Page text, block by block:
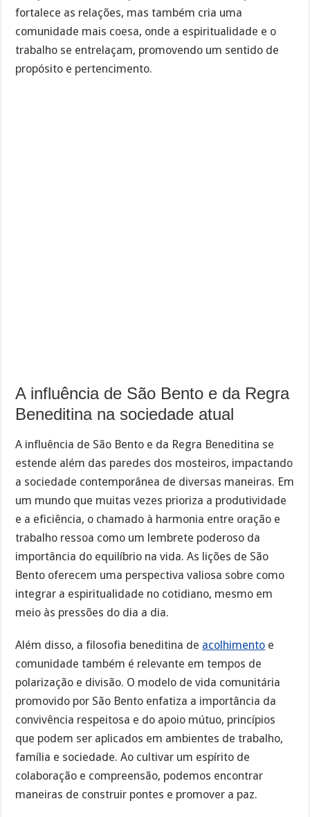
fortalece as relações, mas também cria uma
comunidade mais coesa, onde a espiritualidade e o
trabalho se entrelaçam, promovendo um sentido de
propósito e pertencimento.
A influência de São Bento e da Regra
Beneditina na sociedade atual
A influência de São Bento e da Regra Beneditina se
estende além das paredes dos mosteiros, impactando
a sociedade contemporânea de diversas maneiras. Em
um mundo que muitas vezes prioriza a produtividade
e a eficiência, o chamado à harmonia entre oração e
trabalho ressoa como um lembrete poderoso da
importância do equilíbrio na vida. As lições de São
Bento oferecem uma perspectiva valiosa sobre como
integrar a espiritualidade no cotidiano, mesmo em
meio às pressões do dia a dia.
Além disso, a filosofia beneditina de acolhimento e
comunidade também é relevante em tempos de
polarização e divisão. O modelo de vida comunitária
promovido por São Bento enfatiza a importância da
convivência respeitosa e do apoio mútuo, princípios
que podem ser aplicados em ambientes de trabalho,
família e sociedade. Ao cultivar um espírito de
colaboração e compreensão, podemos encontrar
maneiras de construir pontes e promover a paz.